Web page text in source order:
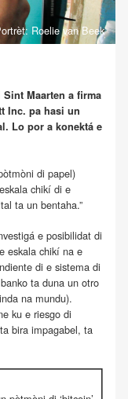
Roelie van Beek
Maarten a firma
Inc. pa hasi un
Lo por a konektá e
di papel)
chikí di e
ta un bentaha.”
e posibilidat di
eskala chikí na e
di e sistema di
ta duna un otro
na mundu).
ku e riesgo di
bira impagabel, ta